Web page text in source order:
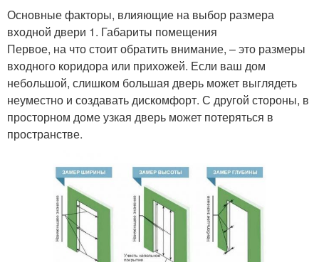
Основные факторы, влияющие на выбор размера
входной двери 1. Габариты помещения
Первое, на что стоит обратить внимание, – это размеры
входного коридора или прихожей. Если ваш дом
небольшой, слишком большая дверь может выглядеть
неуместно и создавать дискомфорт. С другой стороны, в
просторном доме узкая дверь может потеряться в
пространстве.